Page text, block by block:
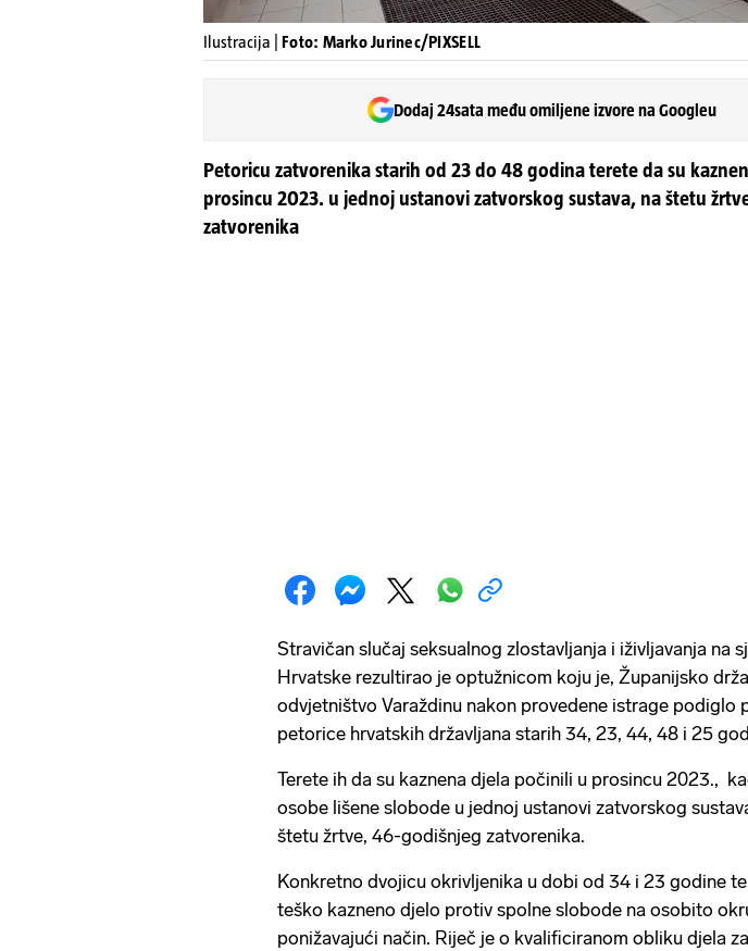
Ilustracija | Foto: Marko Jurinec/PIXSELL
Dodaj 24sata među omiljene izvore na Googleu
Petoricu zatvorenika starih od 23 do 48 godina terete da su
prosincu 2023. u jednoj ustanovi zatvorskog sustava, na štetu
zatvorenika
Stravičan slučaj seksualnog zlostavljanja i iživljavanja na
Hrvatske rezultirao je optužnicom koju je, Županijsko
odvjetništvo Varaždinu nakon provedene istrage podiglo
petorice hrvatskih državljana starih 34, 23, 44, 48 i 25
Terete ih da su kaznena djela počinili u prosincu 2023.,
osobe lišene slobode u jednoj ustanovi zatvorskog
štetu žrtve, 46-godišnjeg zatvorenika.
Konkretno dvojicu okrivljenika u dobi od 34 i 23 godine
teško kazneno djelo protiv spolne slobode na osobito
ponižavajući način. Riječ je o kvalificiranom obliku djela